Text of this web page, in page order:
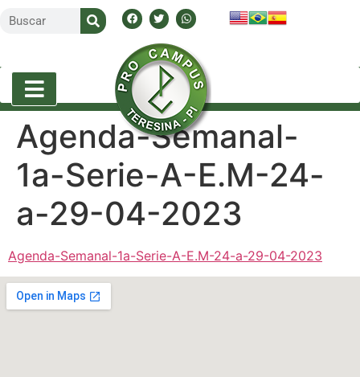
Agenda-Semanal-
1a-Serie-A-E.M-24-
a-29-04-2023
Agenda-Semanal-1a-Serie-A-E.M-24-a-29-04-2023